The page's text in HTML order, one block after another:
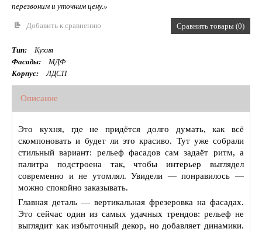
перезвоним и уточним цену.»
Добавить к сравнению Сравнить товары (0)
Тип:
Кухня
Фасады:
МДФ
Корпус:
ЛДСП
Описание
Это кухня, где не придётся долго думать, как всё
скомпоновать и будет ли это красиво. Тут уже собрали
стильный вариант: рельеф фасадов сам задаёт ритм, а
палитра подстроена так, чтобы интерьер выглядел
современно и не утомлял. Увидели — понравилось —
можно спокойно заказывать.
Главная деталь — вертикальная фрезеровка на фасадах.
Это сейчас один из самых удачных трендов: рельеф не
выглядит как избыточный декор, но добавляет динамики.